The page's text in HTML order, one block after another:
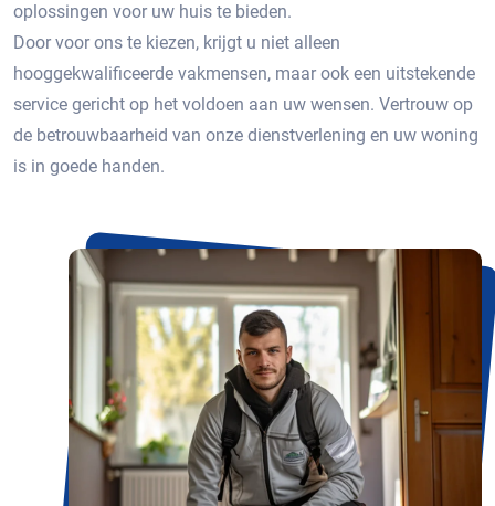
oplossingen voor uw huis te bieden.
Door voor ons te kiezen, krijgt u niet alleen
hooggekwalificeerde vakmensen, maar ook een uitstekende
service gericht op het voldoen aan uw wensen. Vertrouw op
de betrouwbaarheid van onze dienstverlening en uw woning
is in goede handen.